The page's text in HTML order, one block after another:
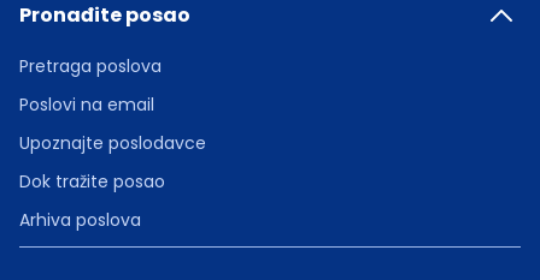
Pronađite posao
Pretraga poslova
Poslovi na email
Upoznajte poslodavce
Dok tražite posao
Arhiva poslova